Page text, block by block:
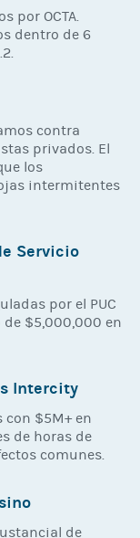
por OCTA.
dentro de 6
contra
privados. El
los
intermitentes
Servicio
por el PUC
de $5,000,000 en
Intercity
$5M+ en
de horas de
comunes.
de